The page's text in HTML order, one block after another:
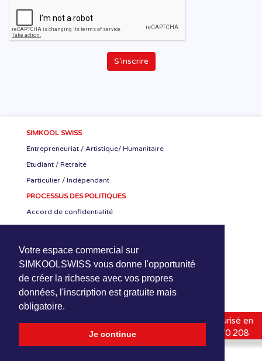
Votre espace commercial sur
SIMKOOLSWISS vous donne l'opportunité
de créer la richesse avec vos propres
données, l'inscription est gratuite mais
obligatoire.
Je continue
S'inscrire
SIMKOOL SWISS
Entrepreneuriat / Artistique/ Humanitaire
Etudiant / Retraité
Particulier / Indépendant
PROCESSUS DES POLITIQUES
Accord de confidentialité
RETROUVER NOUS
SimKoolSwiss
1994-2020 | Hébergé-Protégé-Sécurisé en
HPNetwork Sàrl | Online : +41 800 070 208